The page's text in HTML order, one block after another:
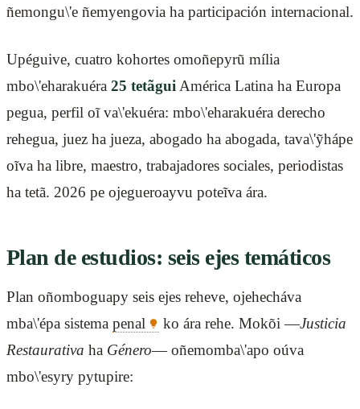
ñemongu\'e ñemyengovia ha participación internacional.
Upéguive, cuatro kohortes omoñepyrũ mília
mbo\'eharakuéra 25 tetãgui América Latina ha Europa
pegua, perfil oĩ va\'ekuéra: mbo\'eharakuéra derecho
rehegua, juez ha jueza, abogado ha abogada, tava\'ỹhápe
oĩva ha libre, maestro, trabajadores sociales, periodistas
ha tetã. 2026 pe ojegueroayvu poteĩva ára.
Plan de estudios: seis ejes temáticos
Plan oñomboguapy seis ejes reheve, ojehecháva
mba\'épa sistema penal ko ára rehe. Mokõi —Justicia
Restaurativa ha Género— oñemomba\'apo oúva
mbo\'esyry pytupire: